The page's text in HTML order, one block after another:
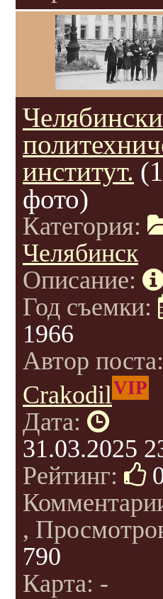
институт. (1
фото)
Категория:
Челябинск
Описание:
Год съемки:
1966
Автор
CrakodilVIP
Дата:
31.03.2025
Рейтинг:
,
790
Карта: -